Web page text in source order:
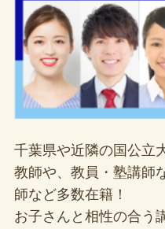
千葉県や近隣の国公立
教師や、教員・塾講師
師など多数在籍！
お子さんと相性の合う